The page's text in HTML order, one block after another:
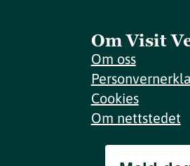
Om Visit
Om oss
Cookies
Om nettstedet
Meld